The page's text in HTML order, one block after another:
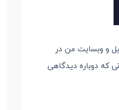
و وبسایت من در
که دوباره دیدگاهی